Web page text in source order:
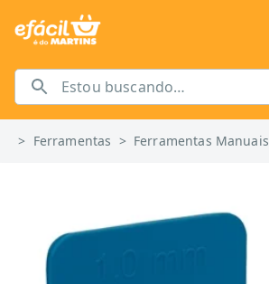
> Ferramentas > Ferramentas Manuais